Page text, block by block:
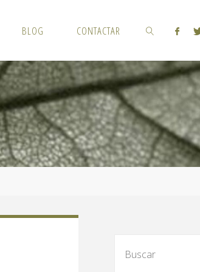
BLOG CONTACTAR
BUSCAR